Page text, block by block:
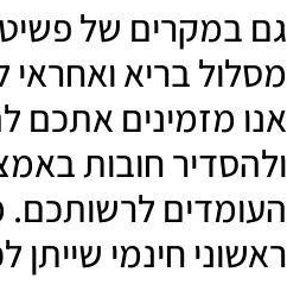
גם במקרים של
מסלול בריא
אנו מזמינים אתכם
ולהסדיר חובות
העומדים לרשותכם.
ראשוני חינמי שייתן